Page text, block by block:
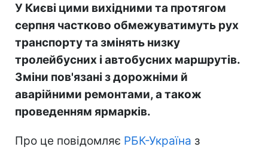
У Києві цими вихідними та протягом
серпня частково обмежуватимуть рух
транспорту та змінять низку
тролейбусних і автобусних маршрутів.
Зміни пов'язані з дорожніми й
аварійними ремонтами, а також
проведенням ярмарків.
Про це повідомляє РБК-Україна з